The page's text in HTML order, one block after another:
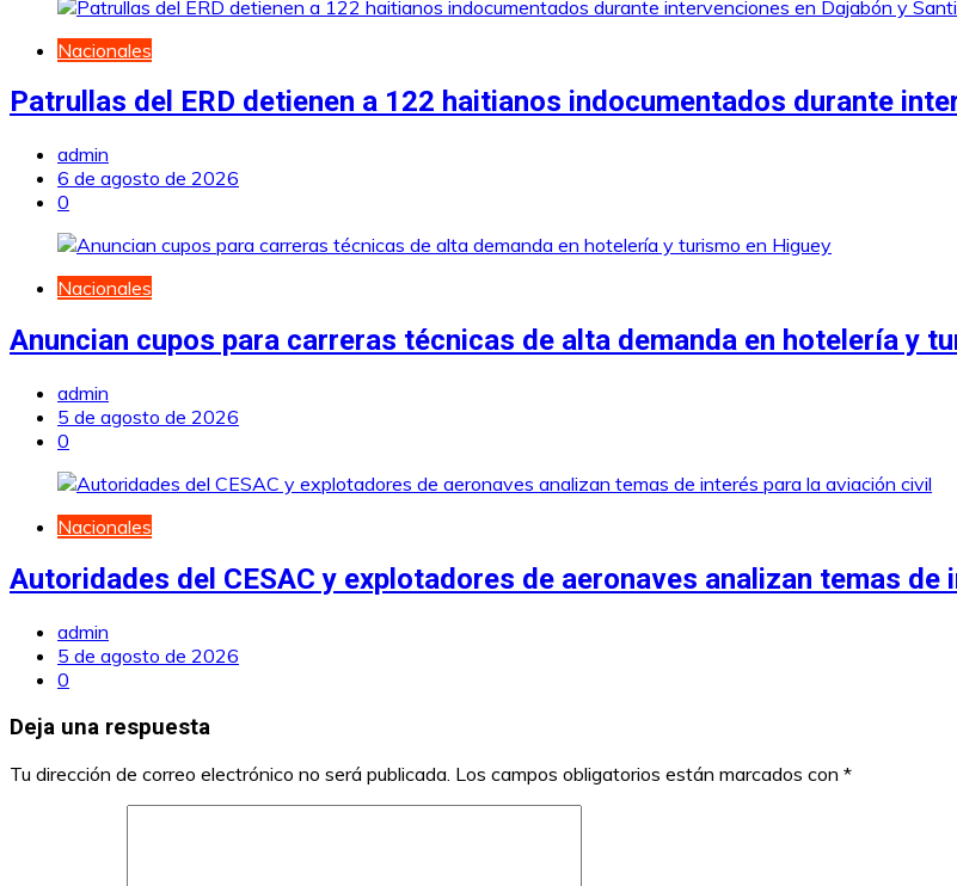
Nacionales
Patrullas del ERD detienen a 122 haitianos indocumentados durante
admin
6 de agosto de 2026
0
Nacionales
Anuncian cupos para carreras técnicas de alta demanda en hotelería y
admin
5 de agosto de 2026
0
Nacionales
Autoridades del CESAC y explotadores de aeronaves analizan temas de
admin
5 de agosto de 2026
0
Deja una respuesta
Tu dirección de correo electrónico no será publicada. Los campos obligatorios están marcados con *